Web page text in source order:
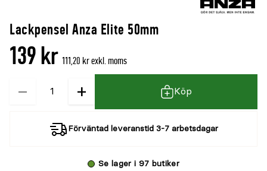
Lackpensel Anza Elite 50mm
139 kr 111,20 kr exkl. moms
−
Kvantitet + Köp
Förväntad leveranstid 3-7 arbetsdagar
Se lager i 97 butiker